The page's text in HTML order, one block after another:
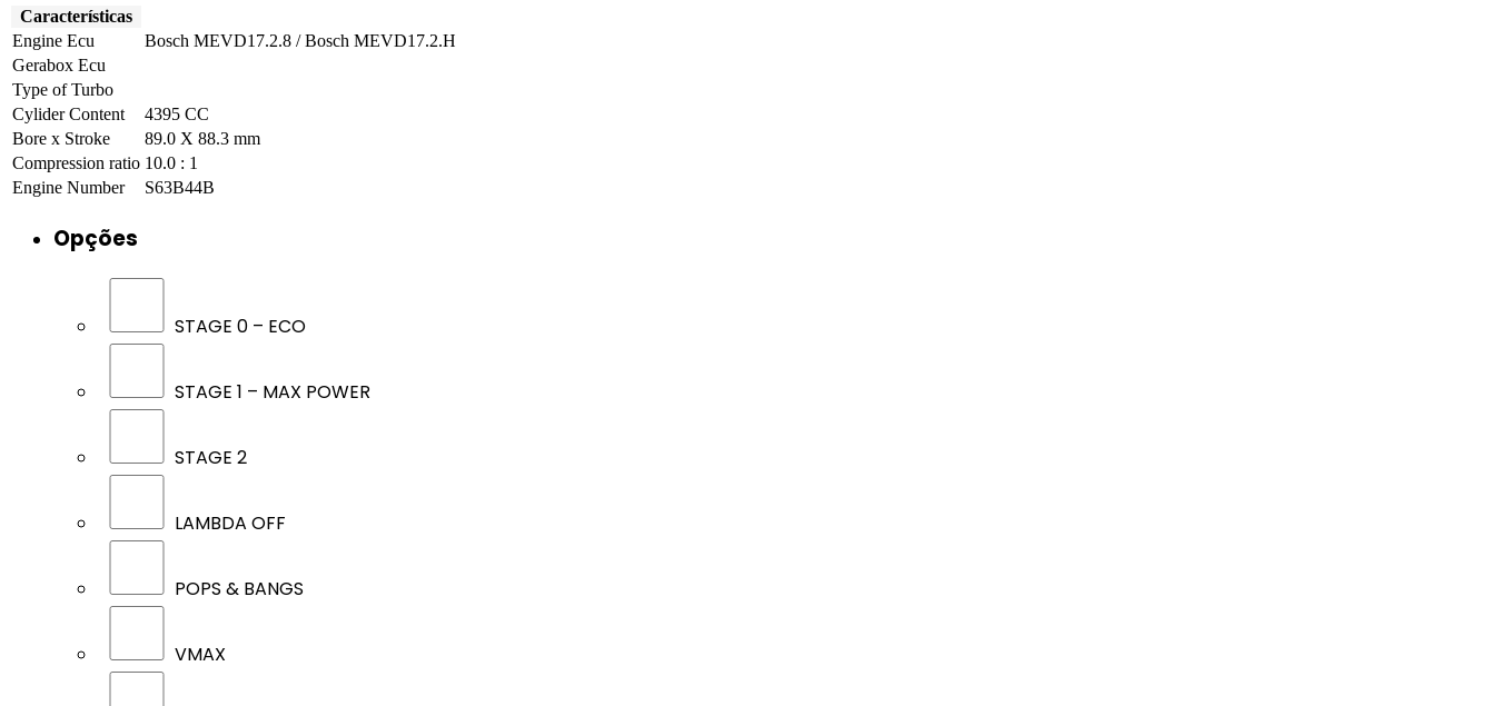
Características
Engine Ecu
Bosch MEVD17.2.8 / Bosch MEVD17.2.H
Gerabox Ecu
Type of Turbo
Cylider Content
4395 CC
Bore x Stroke
89.0 X 88.3 mm
Compression ratio 10.0 : 1
Engine Number
S63B44B
Opções
STAGE 0 – ECO
STAGE 1 – MAX POWER
STAGE 2
LAMBDA OFF
POPS & BANGS
VMAX